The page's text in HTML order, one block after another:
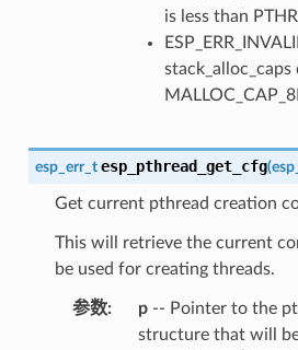
is less than
esp_err_t esp_pthread_get_cfg(
Get current pthread creation
This will retrieve the current
be used for creating threads.
参数: p-- Pointer to the
structure that will